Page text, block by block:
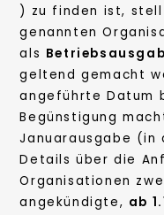
) zu finden ist,
genannten
als
geltend gemacht
angeführte Datum
Begünstigung
Januarausgabe (in
Details über die
Organisationen
angekündigte, ab